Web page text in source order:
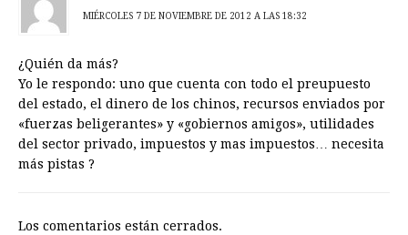
MIÉRCOLES 7 DE NOVIEMBRE DE 2012 A LAS 18:32
¿Quién da más?
Yo le respondo: uno que cuenta con todo el preupuesto
del estado, el dinero de los chinos, recursos enviados por
«fuerzas beligerantes» y «gobiernos amigos», utilidades
del sector privado, impuestos y mas impuestos… necesita
más pistas ?
Los comentarios están cerrados.